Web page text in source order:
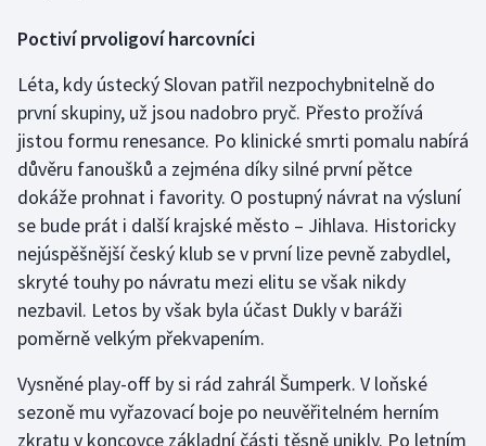
Poctiví prvoligoví harcovníci
Léta, kdy ústecký Slovan patřil nezpochybnitelně do
první skupiny, už jsou nadobro pryč. Přesto prožívá
jistou formu renesance. Po klinické smrti pomalu nabírá
důvěru fanoušků a zejména díky silné první pětce
dokáže prohnat i favority. O postupný návrat na výsluní
se bude prát i další krajské město – Jihlava. Historicky
nejúspěšnější český klub se v první lize pevně zabydlel,
skryté touhy po návratu mezi elitu se však nikdy
nezbavil. Letos by však byla účast Dukly v baráži
poměrně velkým překvapením.
Vysněné play-off by si rád zahrál Šumperk. V loňské
sezoně mu vyřazovací boje po neuvěřitelném herním
zkratu v koncovce základní části těsně unikly. Po letním